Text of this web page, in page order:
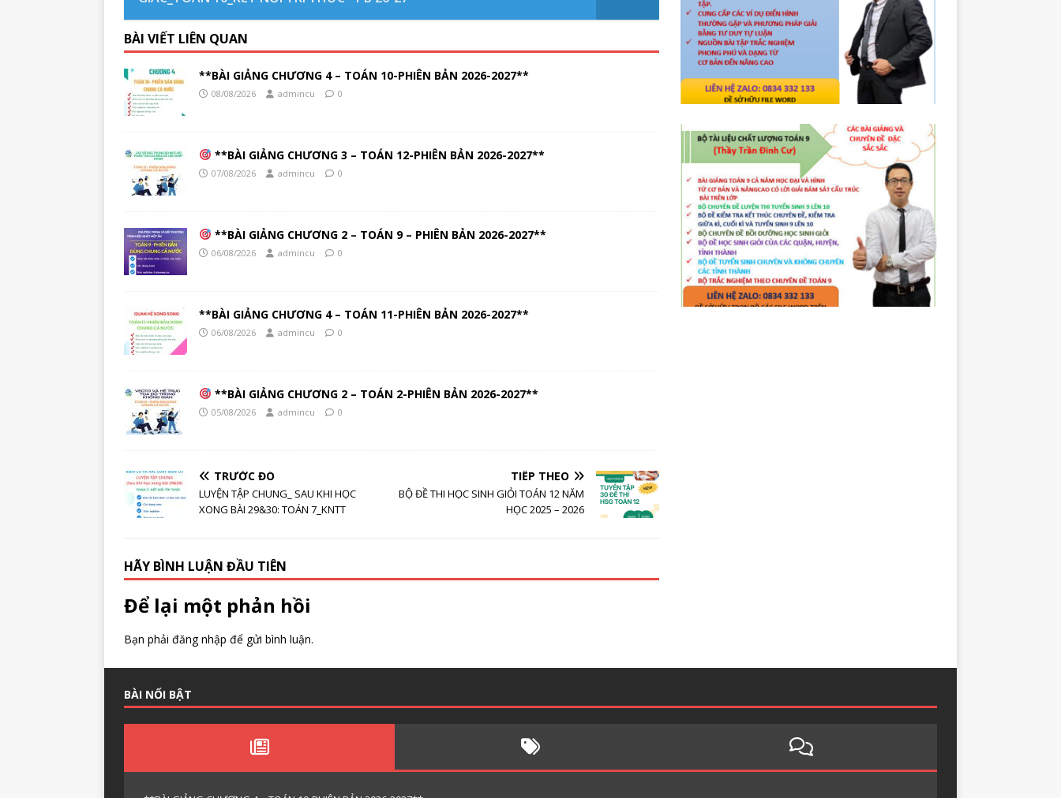
BÀI VIẾT LIÊN QUAN
**BÀI GIẢNG CHƯƠNG 4 – TOÁN 10-PHIÊN BẢN 2026-2027**
08/08/2026 admincu 0
**BÀI GIẢNG CHƯƠNG 3 – TOÁN 12-PHIÊN BẢN 2026-2027**
07/08/2026 admincu 0
**BÀI GIẢNG CHƯƠNG 2 – TOÁN 9 – PHIÊN BẢN 2026-2027**
06/08/2026 admincu 0
**BÀI GIẢNG CHƯƠNG 4 – TOÁN 11-PHIÊN BẢN 2026-2027**
06/08/2026 admincu 0
**BÀI GIẢNG CHƯƠNG 2 – TOÁN 2-PHIÊN BẢN 2026-2027**
05/08/2026 admincu 0
TRƯỚC ĐÓ
LUYỆN TẬP CHUNG_ SAU KHI HỌC
XONG BÀI 29&30: TOÁN 7_KNTT
TIẾP THEO
BỘ ĐỀ THI HỌC SINH GIỎI TOÁN 12 NĂM
HỌC 2025 – 2026
HÃY BÌNH LUẬN ĐẦU TIÊN
Để lại một phản hồi
Bạn phải đăng nhập để gửi bình luận.
BÀI NỔI BẬT